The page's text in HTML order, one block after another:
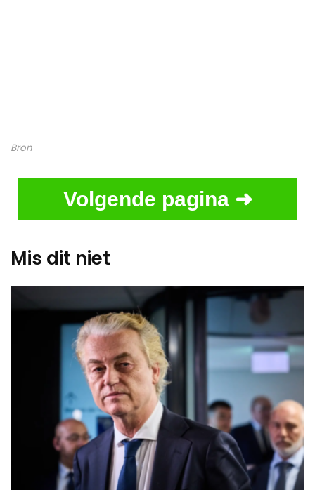
Bron
Volgende pagina ➜
Mis dit niet